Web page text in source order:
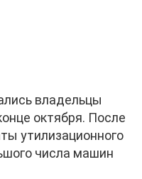
владельцы
октября. После
утилизационного
числа машин